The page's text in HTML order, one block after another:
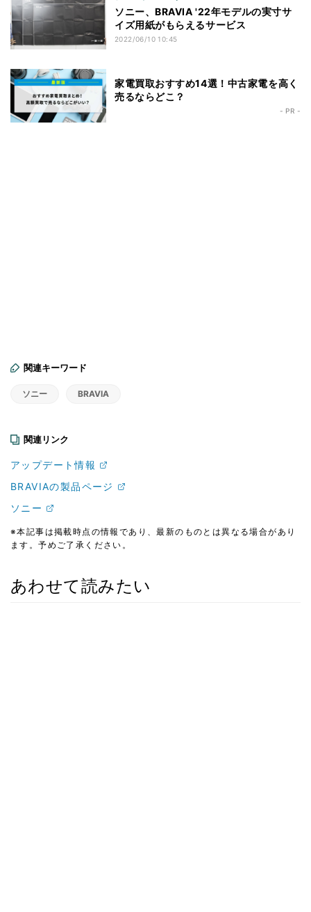
ソニー、BRAVIA '22年モデルの実寸サ
イズ用紙がもらえるサービス
2022/06/10 10:45
家電買取おすすめ14選！中古家電を高く
売るならどこ？
- PR -
関連キーワード
ソニー BRAVIA
関連リンク
アップデート情報
BRAVIAの製品ページ
ソニー
※本記事は掲載時点の情報であり、最新のものとは異なる場合があり
ます。予めご了承ください。
あわせて読みたい